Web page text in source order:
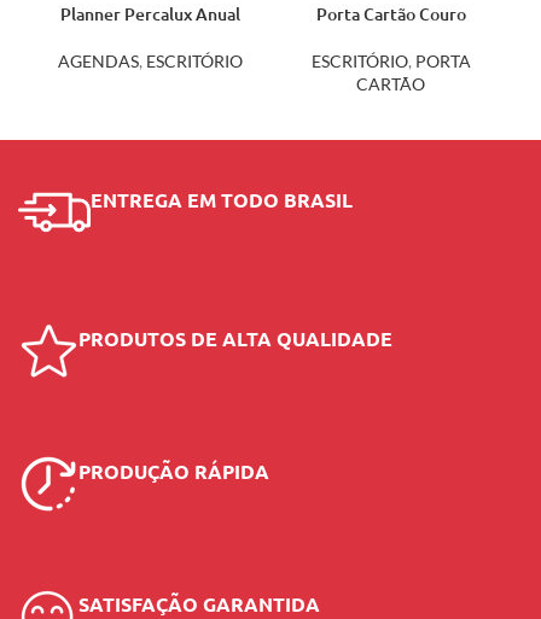
Planner Percalux Anual
AGENDAS, ESCRITÓRIO
Porta Cartão Couro
ESCRITÓRIO, PORTA
CARTÃO
ENTREGA EM TODO BRASIL
PRODUTOS DE ALTA QUALIDADE
PRODUÇÃO RÁPIDA
SATISFAÇÃO GARANTIDA